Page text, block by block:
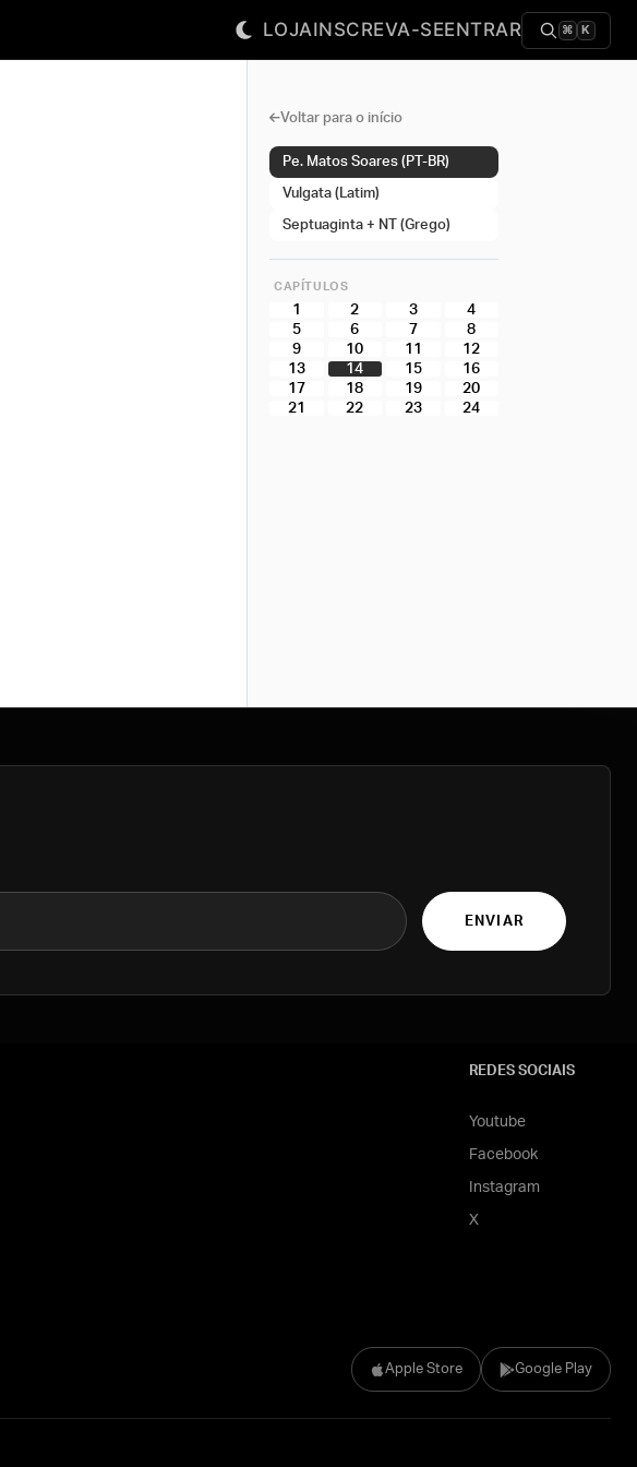
LOJAINSCREVA-SEENTRAR ⌘ K
Voltar para o início
Pe. Matos Soares (PT-BR)
Vulgata (Latim)
Septuaginta + NT (Grego)
CAPÍTULOS
1 2 3
4
5
6 7
8
9
10 11
12
13
14 15
16
17
18 19
20
21
22 23 24
ENVIAR
Apple Store Google Play
REDES SOCIAIS
Youtube
Facebook
Instagram
X